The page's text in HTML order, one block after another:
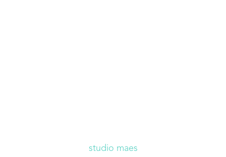
studio maes